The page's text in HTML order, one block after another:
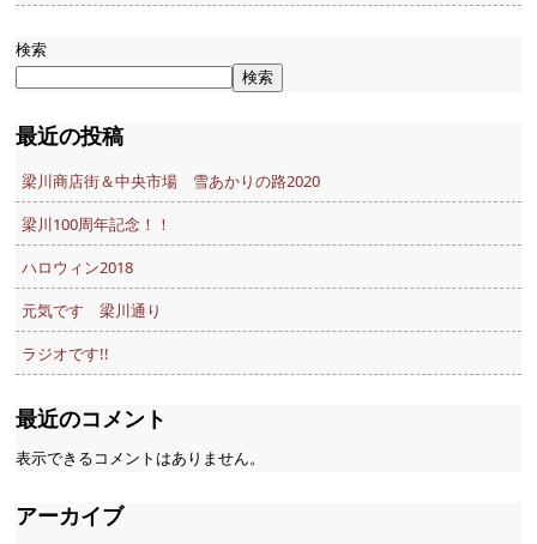
検索
検索
最近の投稿
梁川商店街＆中央市場 雪あかりの路2020
梁川100周年記念！！
ハロウィン2018
元気です 梁川通り
ラジオです!!
最近のコメント
表示できるコメントはありません。
アーカイブ